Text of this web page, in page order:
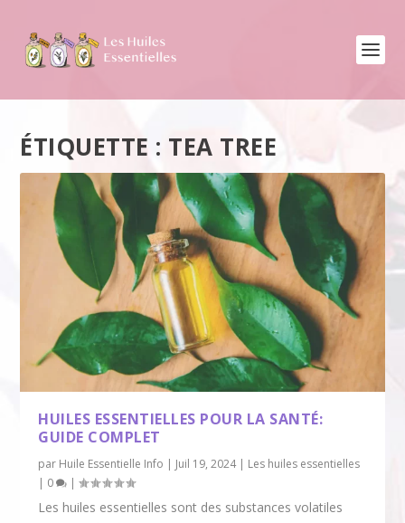
ÉTIQUETTE : TEA TREE
HUILES ESSENTIELLES POUR LA SANTÉ:
GUIDE COMPLET
par Huile Essentielle Info | Juil 19, 2024| Les huiles essentielles
| 0 |
Les huiles essentielles sont des substances volatiles